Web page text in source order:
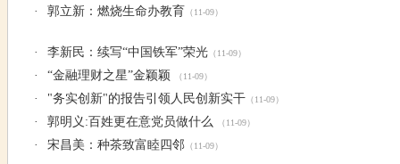
· 郭立新：燃烧生命办教育 （11-09）
· 李新民：续写“中国铁军”荣光 （11-09）
· “金融理财之星”金颖颖 （11-09）
· "务实创新"的报告引领人民创新实干 （11-09）
· 郭明义:百姓更在意党员做什么 （11-09）
· 宋昌美：种茶致富睦四邻 （11-09）